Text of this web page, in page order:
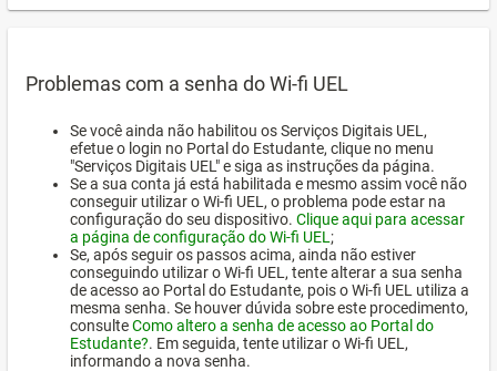
Problemas com a senha do Wi-fi UEL
Se você ainda não habilitou os Serviços Digitais UEL,
efetue o login no Portal do Estudante, clique no menu
"Serviços Digitais UEL" e siga as instruções da página.
Se a sua conta já está habilitada e mesmo assim você não
conseguir utilizar o Wi-fi UEL, o problema pode estar na
configuração do seu dispositivo. Clique aqui para acessar
a página de configuração do Wi-fi UEL ;
Se, após seguir os passos acima, ainda não estiver
conseguindo utilizar o Wi-fi UEL, tente alterar a sua senha
de acesso ao Portal do Estudante, pois o Wi-fi UEL utiliza a
mesma senha. Se houver dúvida sobre este procedimento,
consulteComo altero a senha de acesso ao Portal do
Estudante?. Em seguida, tente utilizar o Wi-fi UEL,
informando a nova senha.